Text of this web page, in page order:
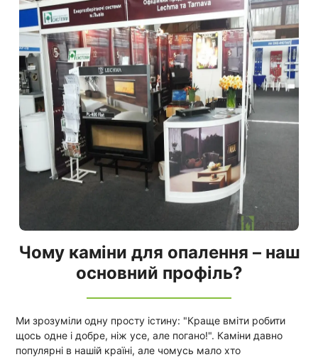
Чому каміни для опалення – наш
основний профіль?
Ми зрозуміли одну просту істину: "Краще вміти робити
щось одне і добре, ніж усе, але погано!". Каміни давно
популярні в нашій країні, але чомусь мало хто